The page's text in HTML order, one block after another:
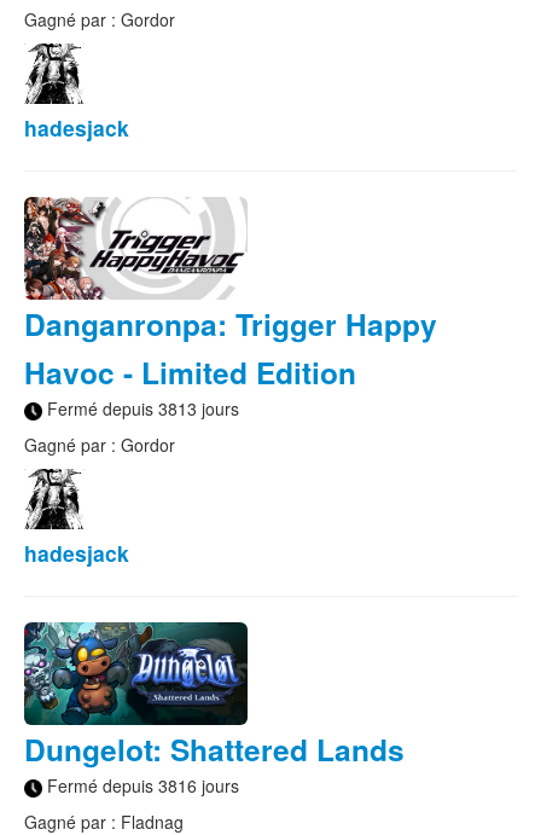
Gagné par : Gordor
hadesjack
Danganronpa: Trigger Happy
Havoc - Limited Edition
Fermé depuis 3813 jours
Gagné par : Gordor
hadesjack
Dungelot: Shattered Lands
Fermé depuis 3816 jours
Gagné par : Fladnag